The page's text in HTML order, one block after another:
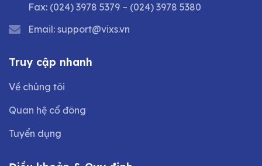
Fax: (024) 3978 5379 – (024) 3978 5380
Email: support@vixs.vn
Truy cập nhanh
Về chúng tôi
Quan hệ cổ đông
Tuyển dụng